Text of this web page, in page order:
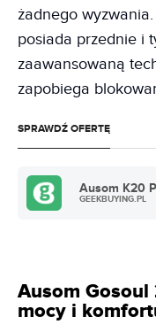
żadnego
posiada przednie i
zaawansowaną
zapobiega
SPRAWDŹ OFERTĘ
Ausom K20
GEEKBUYING.PL
Ausom Gosoul
mocy i